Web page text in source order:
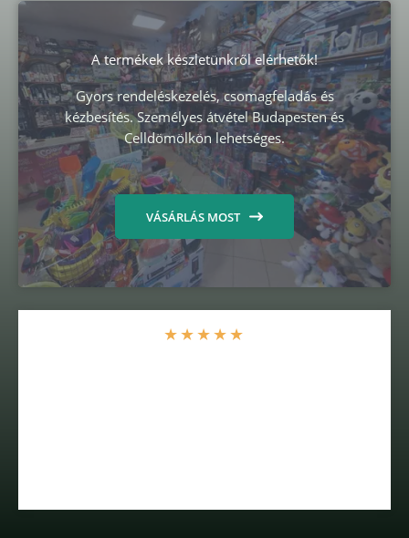
A termékek készletünkről elérhetők!
Gyors rendeléskezelés, csomagfeladás és
kézbesítés. Személyes átvétel Budapesten és
Celldömölkön lehetséges.
VÁSÁRLÁS MOST
★★★★★